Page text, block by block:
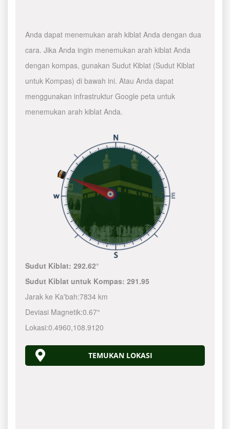
Anda dapat menemukan arah kiblat Anda dengan dua
cara. Jika Anda ingin menemukan arah kiblat Anda
dengan kompas, gunakan Sudut Kiblat (Sudut Kiblat
untuk Kompas) di bawah ini. Atau Anda dapat
menggunakan infrastruktur Google peta untuk
menemukan arah kiblat Anda.
Sudut Kiblat:292.62°
Sudut Kiblat untuk Kompas:291.95
Jarak ke Ka'bah:7834 km
Deviasi Magnetik:0.67°
Lokasi:0.4960,108.9120
TEMUKAN LOKASI